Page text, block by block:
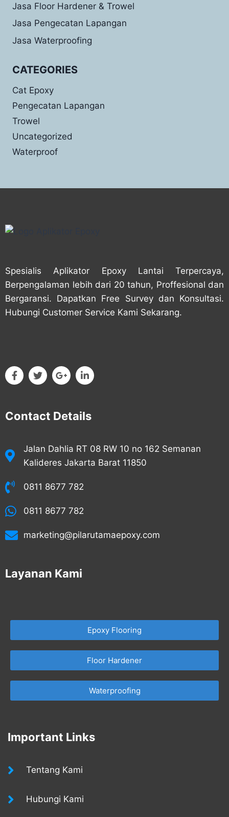
Jasa Floor Hardener & Trowel
Jasa Pengecatan Lapangan
Jasa Waterproofing
CATEGORIES
Cat Epoxy
Pengecatan Lapangan
Trowel
Uncategorized
Waterproof
Spesialis Aplikator Epoxy Lantai Terpercaya,
Berpengalaman lebih dari 20 tahun, Proffesional dan
Bergaransi. Dapatkan Free Survey dan Konsultasi.
Hubungi Customer Service Kami Sekarang.
Contact Details
Jalan Dahlia RT 08 RW 10 no 162 Semanan
Kalideres Jakarta Barat 11850
0811 8677 782
0811 8677 782
marketing@pilarutamaepoxy.com
Layanan Kami
Epoxy Flooring
Floor Hardener
Waterproofing
Important Links
Tentang Kami
Hubungi Kami